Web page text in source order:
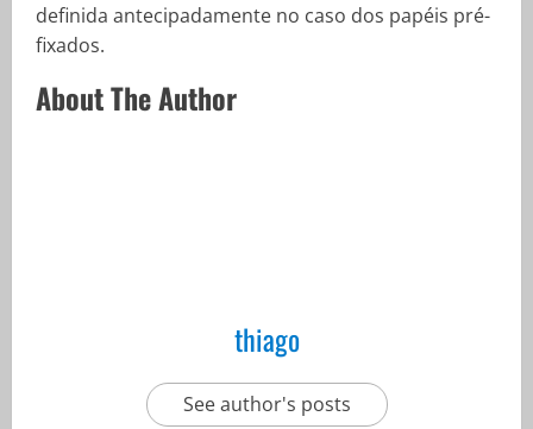
definida antecipadamente no caso dos papéis pré-
fixados.
About The Author
thiago
See author's posts